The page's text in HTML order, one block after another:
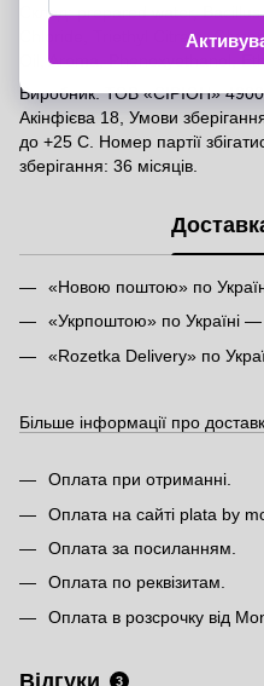
Склад: prepared water,
Chloride, Triethyl Citrate,
Oil, Aroma, Phenoxyethanol,
Виробник: ТОВ «СІРІОН»
Акінфієва 18, Умови
до +25 C. Номер партії
зберігання: 36 місяців.
«Новою поштою» по
«Укрпоштою» по Україні —
«Rozetka Delivery» по
Більше інформації про
Оплата при отриманні.
Оплата на сайті plata by
Оплата за посиланням.
Оплата по реквізитам.
Оплата в розсрочку від
Відгуки 3